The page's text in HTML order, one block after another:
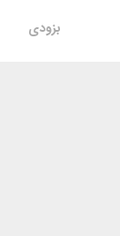
بزودی